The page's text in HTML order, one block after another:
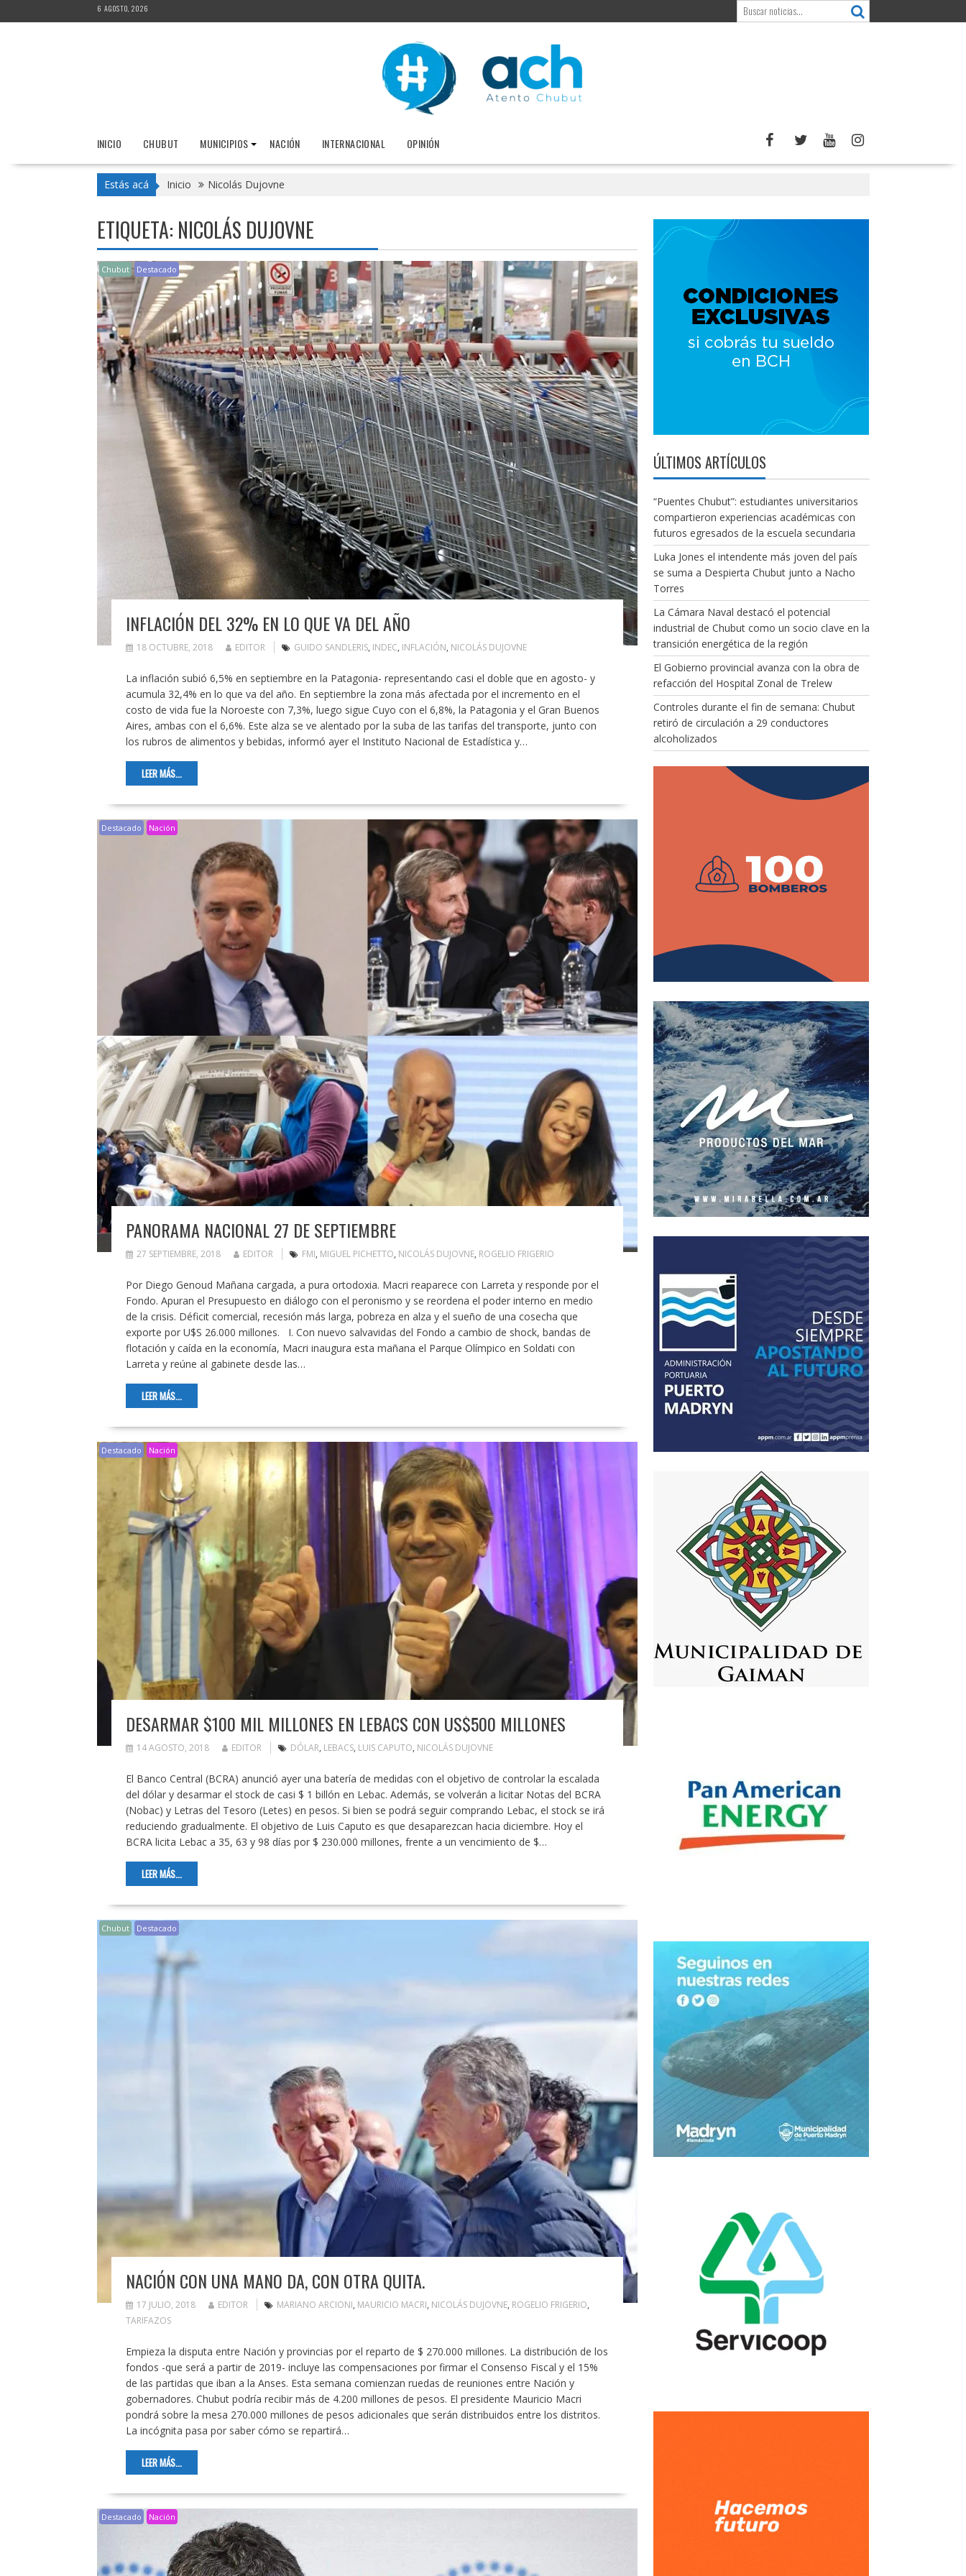
al
6 AGOSTO, 2026
INICIO CHUBUT MUNICIPIOS NACIÓN INTERNACIONAL OPINIÓN
Estás acá Inicio Nicolás Dujovne
ETIQUETA: NICOLÁS DUJOVNE
Chubut Destacado
INFLACIÓN DEL 32% EN LO QUE VA DEL AÑO
18 OCTUBRE, 2018 EDITOR GUIDO SANDLERIS, INDEC, INFLACIÓN, NICOLÁS DUJOVNE
La inflación subió 6,5% en septiembre en la Patagonia- representando casi el doble que en agosto- y
acumula 32,4% en lo que va del año. En septiembre la zona más afectada por el incremento en el
costo de vida fue la Noroeste con 7,3%, luego sigue Cuyo con el 6,8%, la Patagonia y el Gran Buenos
Aires, ambas con el 6,6%. Este alza se ve alentado por la suba de las tarifas del transporte, junto con
los rubros de alimentos y bebidas, informó ayer el Instituto Nacional de Estadística y…
LEER MÁS...
Destacado Nación
PANORAMA NACIONAL 27 DE SEPTIEMBRE
27 SEPTIEMBRE, 2018 EDITOR FMI, MIGUEL PICHETTO, NICOLÁS DUJOVNE, ROGELIO FRIGERIO
Por Diego Genoud Mañana cargada, a pura ortodoxia. Macri reaparece con Larreta y responde por el
Fondo. Apuran el Presupuesto en diálogo con el peronismo y se reordena el poder interno en medio
de la crisis. Déficit comercial, recesión más larga, pobreza en alza y el sueño de una cosecha que
exporte por U$S 26.000 millones. I. Con nuevo salvavidas del Fondo a cambio de shock, bandas de
flotación y caída en la economía, Macri inaugura esta mañana el Parque Olímpico en Soldati con
Larreta y reúne al gabinete desde las…
LEER MÁS...
Destacado Nación
DESARMAR $100 MIL MILLONES EN LEBACS CON US$500 MILLONES
14 AGOSTO, 2018 EDITOR DÓLAR, LEBACS, LUIS CAPUTO, NICOLÁS DUJOVNE
El Banco Central (BCRA) anunció ayer una batería de medidas con el objetivo de controlar la escalada
del dólar y desarmar el stock de casi $ 1 billón en Lebac. Además, se volverán a licitar Notas del BCRA
(Nobac) y Letras del Tesoro (Letes) en pesos. Si bien se podrá seguir comprando Lebac, el stock se irá
reduciendo gradualmente. El objetivo de Luis Caputo es que desaparezcan hacia diciembre. Hoy el
BCRA licita Lebac a 35, 63 y 98 días por $ 230.000 millones, frente a un vencimiento de $…
LEER MÁS...
Chubut Destacado
NACIÓN CON UNA MANO DA, CON OTRA QUITA.
17 JULIO, 2018 EDITOR MARIANO ARCIONI, MAURICIO MACRI, NICOLÁS DUJOVNE, ROGELIO FRIGERIO,
TARIFAZOS
Empieza la disputa entre Nación y provincias por el reparto de $ 270.000 millones. La distribución de los
fondos -que será a partir de 2019- incluye las compensaciones por firmar el Consenso Fiscal y el 15%
de las partidas que iban a la Anses. Esta semana comienzan ruedas de reuniones entre Nación y
gobernadores. Chubut podría recibir más de 4.200 millones de pesos. El presidente Mauricio Macri
pondrá sobre la mesa 270.000 millones de pesos adicionales que serán distribuidos entre los distritos.
La incógnita pasa por saber cómo se repartirá…
LEER MÁS...
Destacado Nación
ÚLTIMOS ARTÍCULOS
“Puentes Chubut”: estudiantes universitarios
compartieron experiencias académicas con
futuros egresados de la escuela secundaria
Luka Jones el intendente más joven del país
se suma a Despierta Chubut junto a Nacho
Torres
La Cámara Naval destacó el potencial
industrial de Chubut como un socio clave en la
transición energética de la región
El Gobierno provincial avanza con la obra de
refacción del Hospital Zonal de Trelew
Controles durante el fin de semana: Chubut
retiró de circulación a 29 conductores
alcoholizados